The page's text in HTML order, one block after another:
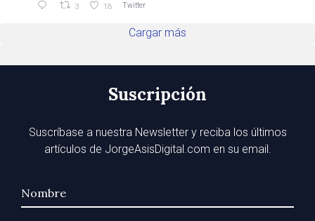
3 18 Twitter
Cargar más
Suscripción
Suscríbase a nuestra Newsletter y reciba los últimos
artículos de JorgeAsisDigital.com en su email.